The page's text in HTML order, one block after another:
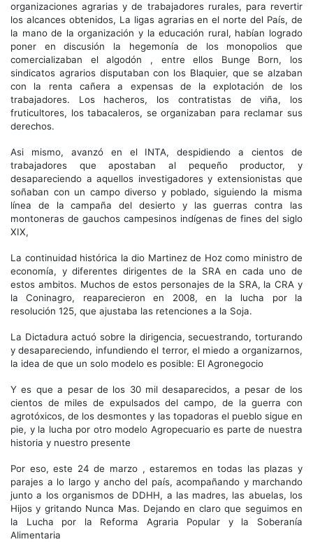
organizaciones agrarias y de trabajadores rurales, para revertir
los alcances obtenidos, La ligas agrarias en el norte del País, de
la mano de la organización y la educación rural, habían logrado
poner en discusión la hegemonía de los monopolios que
comercializaban el algodón , entre ellos Bunge Born, los
sindicatos agrarios disputaban con los Blaquier, que se alzaban
con la renta cañera a expensas de la explotación de los
trabajadores. Los hacheros, los contratistas de viña, los
fruticultores, los tabacaleros, se organizaban para reclamar sus
derechos.
Asi mismo, avanzó en el INTA, despidiendo a cientos de
trabajadores que apostaban al pequeño productor, y
desapareciendo a aquellos investigadores y extensionistas que
soñaban con un campo diverso y poblado, siguiendo la misma
línea de la campaña del desierto y las guerras contra las
montoneras de gauchos campesinos indígenas de fines del siglo
XIX,
La continuidad histórica la dio Martinez de Hoz como ministro de
economía, y diferentes dirigentes de la SRA en cada uno de
estos ambitos. Muchos de estos personajes de la SRA, la CRA y
la Coninagro, reaparecieron en 2008, en la lucha por la
resolución 125, que ajustaba las retenciones a la Soja.
La Dictadura actuó sobre la dirigencia, secuestrando, torturando
y desapareciendo, infundiendo el terror, el miedo a organizarnos,
la idea de que un solo modelo es posible: El Agronegocio
Y es que a pesar de los 30 mil desaparecidos, a pesar de los
cientos de miles de expulsados del campo, de la guerra con
agrotóxicos, de los desmontes y las topadoras el pueblo sigue en
pie, y la lucha por otro modelo Agropecuario es parte de nuestra
historia y nuestro presente
Por eso, este 24 de marzo , estaremos en todas las plazas y
parajes a lo largo y ancho del país, acompañando y marchando
junto a los organismos de DDHH, a las madres, las abuelas, los
Hijos y gritando Nunca Mas. Dejando en claro que seguimos en
la Lucha por la Reforma Agraria Popular y la Soberanía
Alimentaria